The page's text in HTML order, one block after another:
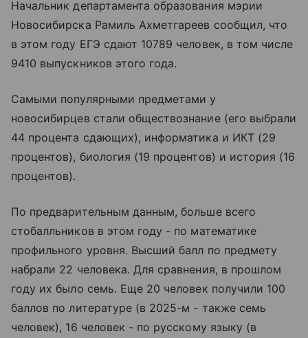
Начальник департамента образования мэрии
Новосибирска Рамиль Ахметгареев сообщил, что
в этом году ЕГЭ сдают 10789 человек, в том числе
9410 выпускников этого года.
Самыми популярными предметами у
новосибирцев стали обществознание (его выбрали
44 процента сдающих), информатика и ИКТ (29
процентов), биология (19 процентов) и история (16
процентов).
По предварительным данным, больше всего
стобалльников в этом году - по математике
профильного уровня. Высший балл по предмету
набрали 22 человека. Для сравнения, в прошлом
году их было семь. Еще 20 человек получили 100
баллов по литературе (в 2025-м - также семь
человек), 16 человек - по русскому языку (в